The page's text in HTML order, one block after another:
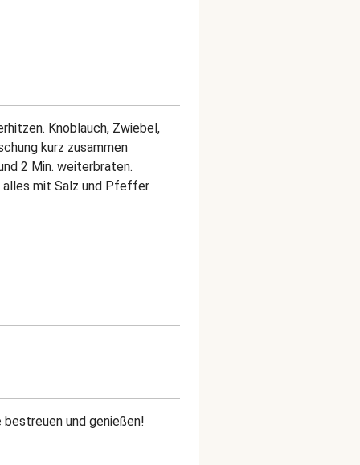
Knoblauch, Zwiebel,
kurz zusammen
2 Min. weiterbraten.
alles mit Salz und Pfeffer
und genießen!